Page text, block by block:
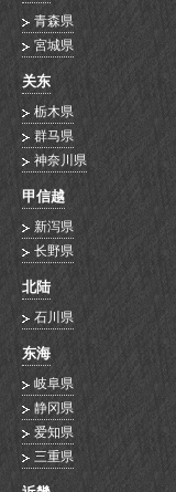
青森県
宮城県
关东
栃木県
群马県
神奈川県
甲信越
新泻県
长野県
北陆
石川県
东海
岐阜県
静冈県
爱知県
三重県